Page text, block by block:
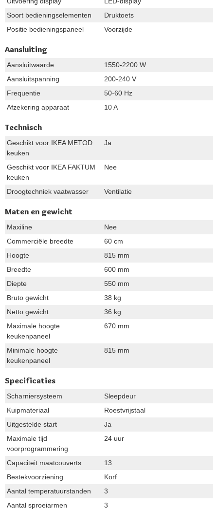
Soort bedieningselementen
Druktoets
Positie bedieningspaneel
Voorzijde
Aansluiting
Aansluitwaarde
1550-2200 W
Aansluitspanning
200-240 V
Frequentie
50-60 Hz
Afzekering apparaat
10 A
Technisch
Geschikt voor IKEA METOD
keuken
Ja
Geschikt voor IKEA FAKTUM
keuken
Nee
Droogtechniek vaatwasser Ventilatie
Maten en gewicht
Maxiline
Nee
Commerciële breedte
60 cm
Hoogte
815 mm
Breedte
600 mm
Diepte
550 mm
Bruto gewicht
38 kg
Netto gewicht
36 kg
Maximale hoogte
keukenpaneel
670 mm
Minimale hoogte
keukenpaneel
815 mm
Specificaties
Scharniersysteem
Sleepdeur
Kuipmateriaal
Roestvrijstaal
Uitgestelde start
Ja
Maximale tijd
voorprogrammering
24 uur
Capaciteit maatcouverts
13
Bestekvoorziening
Korf
Aantal temperatuurstanden
3
Aantal sproeiarmen
3